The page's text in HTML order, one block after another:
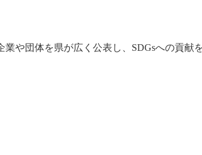
や団体を県が広く公表し、SDGsへの貢献